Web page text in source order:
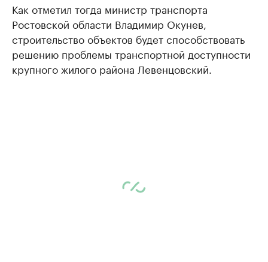
Как отметил тогда министр транспорта
Ростовской области Владимир Окунев,
строительство объектов будет способствовать
решению проблемы транспортной доступности
крупного жилого района Левенцовский.